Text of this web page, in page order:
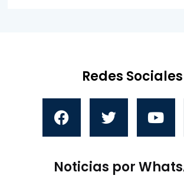
Redes Sociales
Noticias por